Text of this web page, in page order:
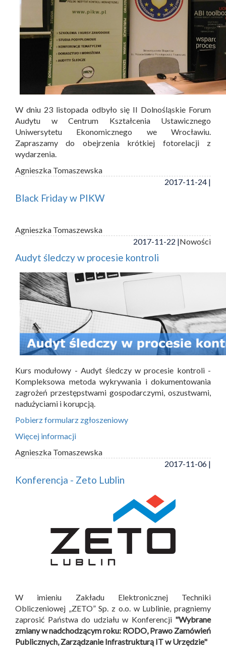
W dniu 23 listopada odbyło się II Dolnośląskie Forum
Audytu w Centrum Kształcenia Ustawicznego
Uniwersytetu Ekonomicznego we Wrocławiu.
Zapraszamy do obejrzenia krótkiej fotorelacji z
wydarzenia.
Agnieszka Tomaszewska
2017-11-24 |
Black Friday w PIKW
Agnieszka Tomaszewska
2017-11-22 |Nowości
Audyt śledczy w procesie kontroli
Kurs modułowy - Audyt śledczy w procesie kontroli -
Kompleksowa metoda wykrywania i dokumentowania
zagrożeń przestępstwami gospodarczymi, oszustwami,
nadużyciami i korupcją.
Pobierz formularz zgłoszeniowy
Więcej informacji
Agnieszka Tomaszewska
2017-11-06 |
Konferencja - Zeto Lublin
W imieniu Zakładu Elektronicznej Techniki
Obliczeniowej „ZETO” Sp. z o.o. w Lublinie, pragniemy
zaprosić Państwa do udziału w Konferencji "Wybrane
zmiany w nadchodzącym roku: RODO, Prawo Zamówień
Publicznych, Zarządzanie Infrastrukturą IT w Urzędzie"